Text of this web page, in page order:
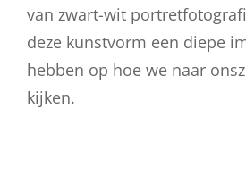
van zwart-wit
deze kunstvorm een diepe
hebben op hoe we naar
kijken.